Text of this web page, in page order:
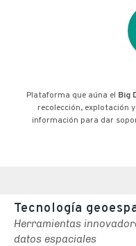
Plataforma que aúna el Big
recolección, explotación
información para dar
Tecnología
Herramientas
datos espaciales